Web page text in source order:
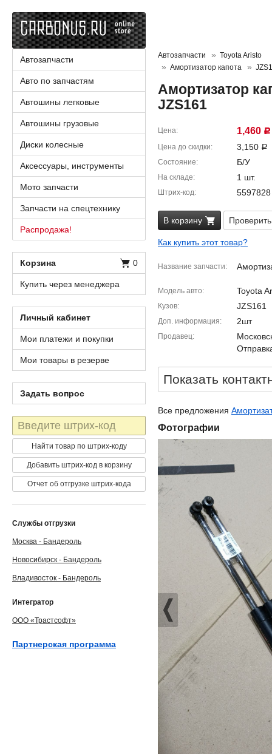
Автозапчасти
Toyota Aristo
Амортизатор капота
Амортизатор
JZS161
Цена 1,460 Р
Цена до скидки 3,150 Р
Состояние Б/У
На складе 1 шт.
Штрих-код 5597828
В корзину
Как купить этот товар?
Название запчасти
Модель авто Toyota
Кузов JZS161
Доп. информация 2шт
Продавец
Показать
Все предложения
Фотографии
Автозапчасти
Авто по запчастям
Автошины легковые
Автошины грузовые
Диски колесные
Аксессуары, инструменты
Мото запчасти
Запчасти на спецтехнику
Распродажа!
Корзина 0
Купить через менеджера
Личный кабинет
Мои платежи и покупки
Мои товары в резерве
Задать вопрос
Штрих-
код
Найти товар по штрих-коду
Добавить штрих-код в корзину
Отчет об отгрузке штрих-кода
Службы отгрузки
Москва - Бандероль
Новосибирск - Бандероль
Владивосток - Бандероль
Интегратор
ООО «Трастсофт»
Партнерская программа